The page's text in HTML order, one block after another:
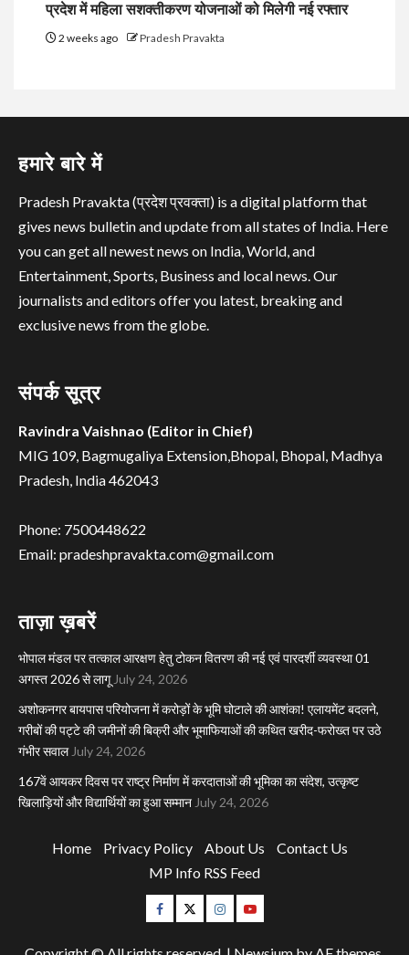
प्रदेश में महिला सशक्तीकरण योजनाओं को मिलेगी नई रफ्तार
2 weeks ago Pradesh Pravakta
हमारे बारे में
Pradesh Pravakta (प्रदेश प्रवक्ता) is a digital platform that
gives news bulletin and update from all states of India. Here
you can get all newest news on India, World, and
Entertainment, Sports, Business and local news. Our
journalists and editors offer you latest, breaking and
exclusive news from the globe.
संपर्क सूत्र
Ravindra Vaishnao (Editor in Chief)
MIG 109, Bagmugaliya Extension,Bhopal, Bhopal, Madhya
Pradesh, India 462043
Phone: 7500448622
Email: pradeshpravakta.com@gmail.com
ताज़ा ख़बरें
भोपाल मंडल पर तत्काल आरक्षण हेतु टोकन वितरण की नई एवं पारदर्शी व्यवस्था 01
अगस्त 2026 से लागू July 24, 2026
अशोकनगर बायपास परियोजना में करोड़ों के भूमि घोटाले की आशंका! एलायमेंट बदलने,
गरीबों की पट्टे की जमीनों की बिक्री और भूमाफियाओं की कथित खरीद-फरोख्त पर उठे
गंभीर सवाल July 24, 2026
167वें आयकर दिवस पर राष्ट्र निर्माण में करदाताओं की भूमिका का संदेश, उत्कृष्ट
खिलाड़ियों और विद्यार्थियों का हुआ सम्मान July 24, 2026
Home Privacy Policy About Us
Contact Us
MP Info RSS Feed
Facebook
TwitterInstagram
Youtube